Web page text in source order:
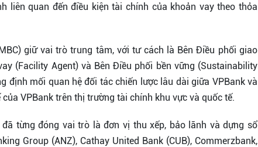
liên quan đến điều kiện tài chính của khoản vay theo thỏa
giữ vai trò trung tâm, với tư cách là Bên Điều phối giao
(Facility Agent) và Bên Điều phối bền vững (Sustainability
định mối quan hệ đối tác chiến lược lâu dài giữa VPBank và
VPBank trên thị trường tài chính khu vực và quốc tế.
từng đóng vai trò là đơn vị thu xếp, bảo lãnh và dựng sổ
Group (ANZ), Cathay United Bank (CUB), Commerzbank,